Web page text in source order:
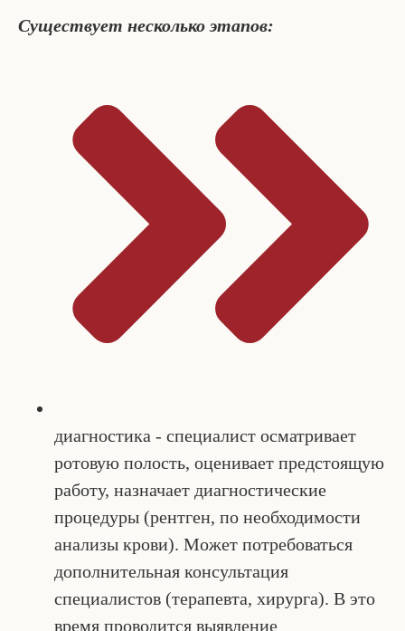
Существует несколько этапов:
диагностика - специалист осматривает
ротовую полость, оценивает предстоящую
работу, назначает диагностические
процедуры (рентген, по необходимости
анализы крови). Может потребоваться
дополнительная консультация
специалистов (терапевта, хирурга). В это
время проводится выявление